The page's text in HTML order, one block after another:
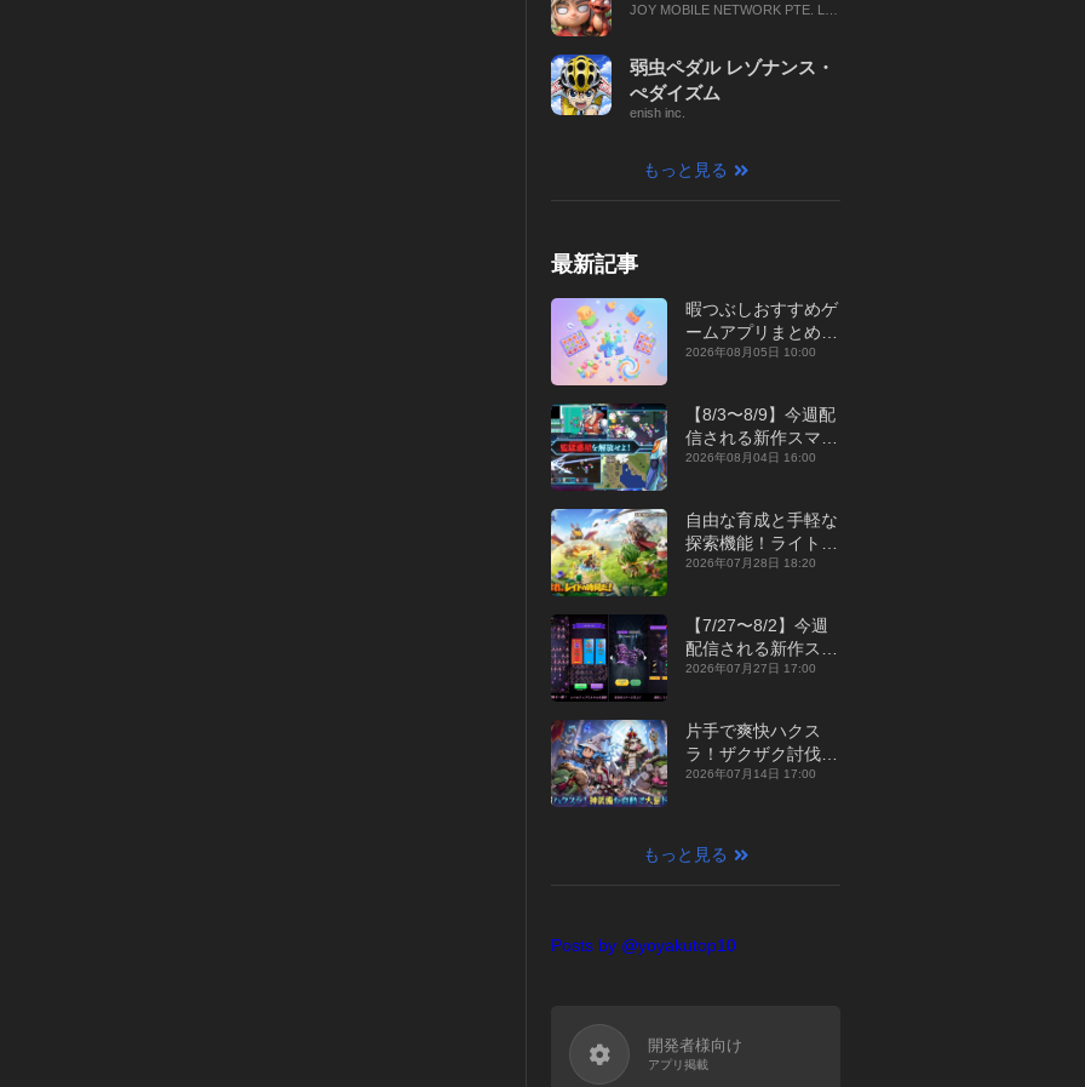
JOY MOBILE NETWORK PTE. LT
弱虫ペダル レゾナンス・
ぺダイズム
enish inc.
もっと見る
最新記事
暇つぶしおすすめゲ
ームアプリまとめ｜
オフライン対応あり
2026年08月05日 10:00
【8/3〜8/9】今週配
信される新作スマホ
ゲームをまとめてお
2026年08月04日 16:00
自由な育成と手軽な
探索機能！ライトカ
ジュアルMMORPG
征』【最新作PICKU
P】
2026年07月28日 18:20
【7/27〜8/2】今週
配信される新作スマ
ホゲームをまとめて
年】
2026年07月27日 17:00
片手で爽快ハクス
ラ！ザクザク討伐し
て神装備を集める放
【最新作PICKUP】
2026年07月14日 17:00
もっと見る
Posts by @yoyakutop10
開発者様向け
アプリ掲載